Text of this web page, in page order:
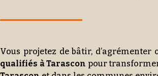
Vous projetez de bâtir,
qualifiés à Tarascon pour